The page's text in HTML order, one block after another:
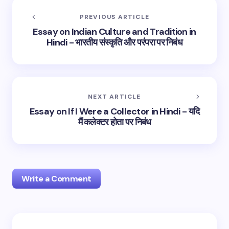
PREVIOUS ARTICLE
Essay on Indian Culture and Tradition in
Hindi - भारतीय संस्कृति और परंपरा पर निबंध
NEXT ARTICLE
Essay on If I Were a Collector in Hindi - यदि
मैं कलेक्टर होता पर निबंध
Write a Comment